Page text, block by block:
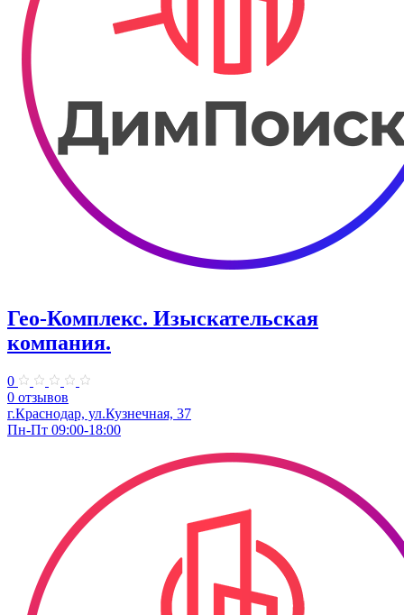
Гео-Комплекс. Изыскательская
компания.
0
0 отзывов
г.Краснодар, ул.Кузнечная, 37
Пн-Пт 09:00-18:00